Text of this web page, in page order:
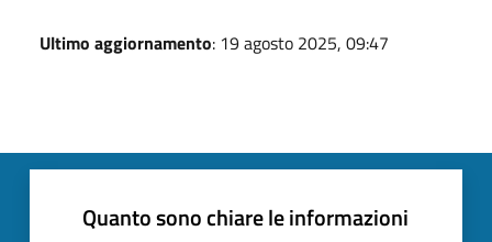
Ultimo aggiornamento: 19 agosto 2025, 09:47
Quanto sono chiare le informazioni